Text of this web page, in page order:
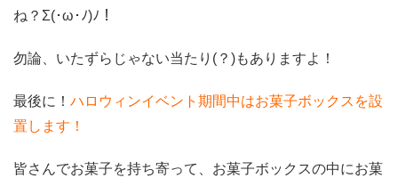
ね？Σ(･ω･ﾉ)ﾉ！
勿論、いたずらじゃない当たり(？)もありますよ！
最後に！ ハロウィンイベント期間中はお菓子ボックスを設
置します！
皆さんでお菓子を持ち寄って、お菓子ボックスの中にお菓